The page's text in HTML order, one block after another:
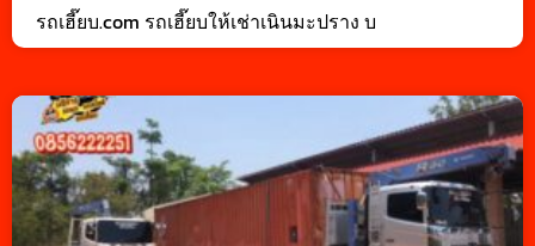
รถเฮี๊ยบ.com รถเฮี๊ยบให้เช่าเนินมะปราง บ